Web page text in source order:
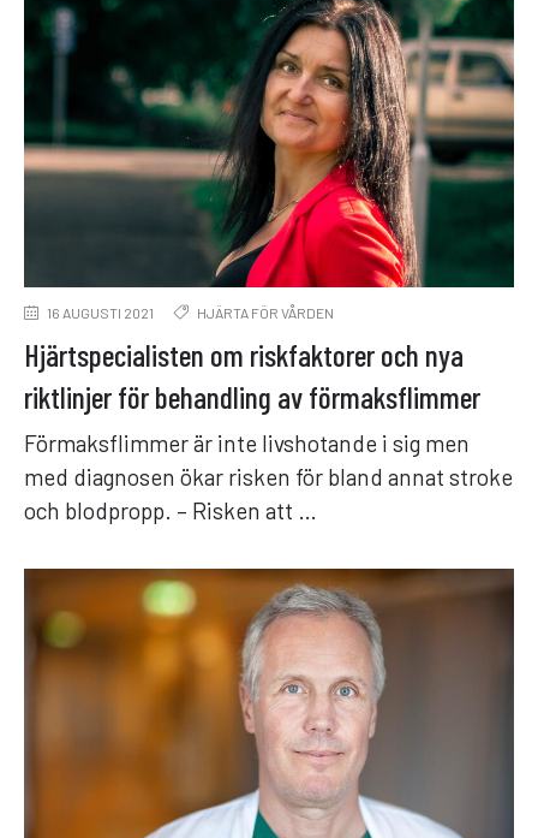
16 AUGUSTI 2021 HJÄRTA FÖR VÅRDEN
Hjärtspecialisten om riskfaktorer och nya
riktlinjer för behandling av förmaksflimmer
Förmaksflimmer är inte livshotande i sig men
med diagnosen ökar risken för bland annat stroke
och blodpropp. – Risken att …